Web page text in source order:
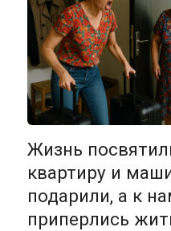
Жизнь
квартиру и
подарили, а к
приперлись